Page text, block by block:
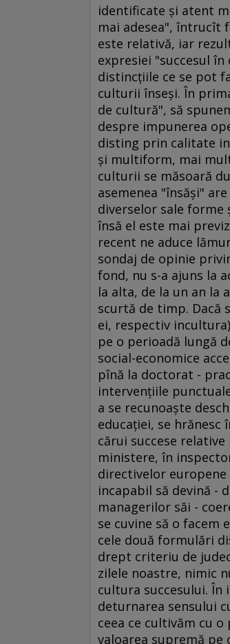
identificate şi atent
mai adesea", întrucît
este relativă, iar
expresiei "succesul
distincţiile ce se pot
culturii înseşi. În
de cultură", să
despre impunerea
disting prin calitate
şi multiform, mai
culturii se măsoară
asemenea "însăşi"
diverselor sale forme
însă el este mai
recent ne aduce
sondaj de opinie
fond, nu s-a ajuns la
la alta, de la un an la
scurtă de timp. Dacă
ei, respectiv
pe o perioadă lungă
social-economice
pînă la doctorat -
intervenţiile
a se recunoaşte
educaţiei, se
cărui succese
ministere, în
directivelor europene
incapabil să devină -
managerilor săi -
se cuvine să o facem
cele două formulări
drept criteriu de
zilele noastre, nimic
cultura succesului.
deturnarea sensului
ceea ce cultivăm cu
valoarea supremă pe